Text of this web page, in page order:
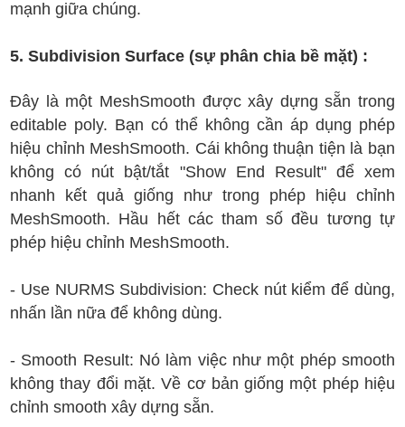
mạnh giữa chúng.
5. Subdivision Surface (sự phân chia bề mặt) :
Đây là một MeshSmooth được xây dựng sẵn trong
editable poly. Bạn có thể không cần áp dụng phép
hiệu chỉnh MeshSmooth. Cái không thuận tiện là bạn
không có nút bật/tắt "Show End Result" để xem
nhanh kết quả giống như trong phép hiệu chỉnh
MeshSmooth. Hầu hết các tham số đều tương tự
phép hiệu chỉnh MeshSmooth.
- Use NURMS Subdivision: Check nút kiểm để dùng,
nhấn lần nữa để không dùng.
- Smooth Result: Nó làm việc như một phép smooth
không thay đổi mặt. Về cơ bản giống một phép hiệu
chỉnh smooth xây dựng sẵn.